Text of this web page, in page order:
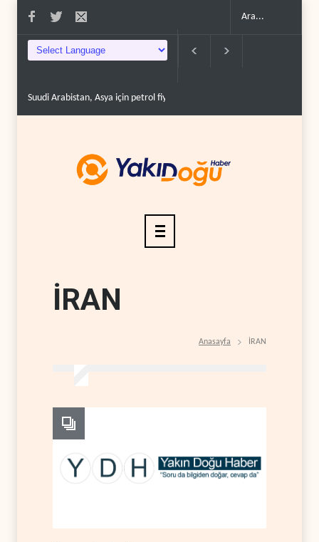
Asya için petrol fiyatını altı yılın .. İsrail, Afrika Boynuzu'nu yeni güvenlik
İRAN
Anasayfa İRAN